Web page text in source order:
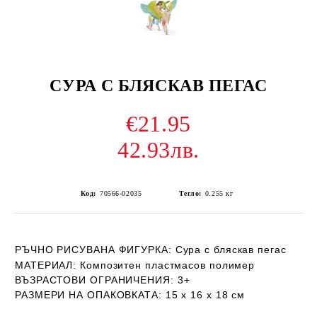
СУРА С БЛЯСКАВ ПЕГАС
€21.95
42.93лв.
Код: 70566-02035 Тегло: 0.255 кг
РЪЧНО РИСУВАНА ФИГУРКА: Сура с бляскав пегас
МАТЕРИАЛ: Композитен пластмасов полимер
ВЪЗРАСТОВИ ОГРАНИЧЕНИЯ: 3+
РАЗМЕРИ НА ОПАКОВКАТА: 15 х 16 х 18 см